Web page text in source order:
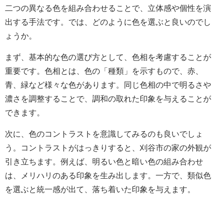
二つの異なる色を組み合わせることで、立体感や個性を演
出する手法です。では、どのように色を選ぶと良いのでし
ょうか。
まず、基本的な色の選び方として、色相を考慮することが
重要です。色相とは、色の「種類」を示すもので、赤、
青、緑など様々な色があります。同じ色相の中で明るさや
濃さを調整することで、調和の取れた印象を与えることが
できます。
次に、色のコントラストを意識してみるのも良いでしょ
う。コントラストがはっきりすると、刈谷市の家の外観が
引き立ちます。例えば、明るい色と暗い色の組み合わせ
は、メリハリのある印象を生み出します。一方で、類似色
を選ぶと統一感が出て、落ち着いた印象を与えます。